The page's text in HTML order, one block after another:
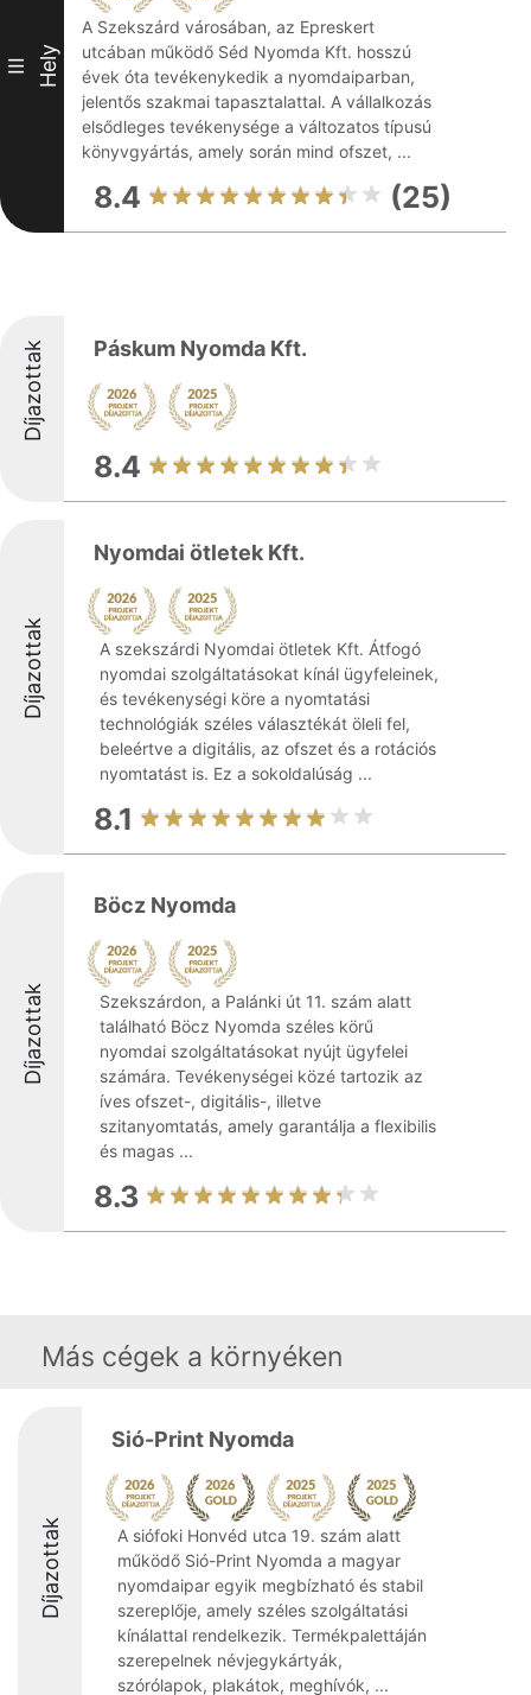
III Hely
A Szekszárd városában, az Epreskert
utcában működő Séd Nyomda Kft. hosszú
évek óta tevékenykedik a nyomdaiparban,
jelentős szakmai tapasztalattal. A vállalkozás
elsődleges tevékenysége a változatos típusú
könyvgyártás, amely során mind ofszet, ...
8.4 (25)
Díjazottak Páskum Nyomda Kft.
8.4
Díjazottak
Nyomdai ötletek Kft.
A szekszárdi Nyomdai ötletek Kft. Átfogó
nyomdai szolgáltatásokat kínál ügyfeleinek,
és tevékenységi köre a nyomtatási
technológiák széles választékát öleli fel,
beleértve a digitális, az ofszet és a rotációs
nyomtatást is. Ez a sokoldalúság ...
8.1
Díjazottak
Böcz Nyomda
Szekszárdon, a Palánki út 11. szám alatt
található Böcz Nyomda széles körű
nyomdai szolgáltatásokat nyújt ügyfelei
számára. Tevékenységei közé tartozik az
íves ofszet-, digitális-, illetve
szitanyomtatás, amely garantálja a flexibilis
és magas ...
8.3
Más cégek a környéken
Díjazottak
Sió-Print Nyomda
A siófoki Honvéd utca 19. szám alatt
működő Sió-Print Nyomda a magyar
nyomdaipar egyik megbízható és stabil
szereplője, amely széles szolgáltatási
kínálattal rendelkezik. Termékpalettáján
szerepelnek névjegykártyák,
szórólapok, plakátok, meghívók, ...